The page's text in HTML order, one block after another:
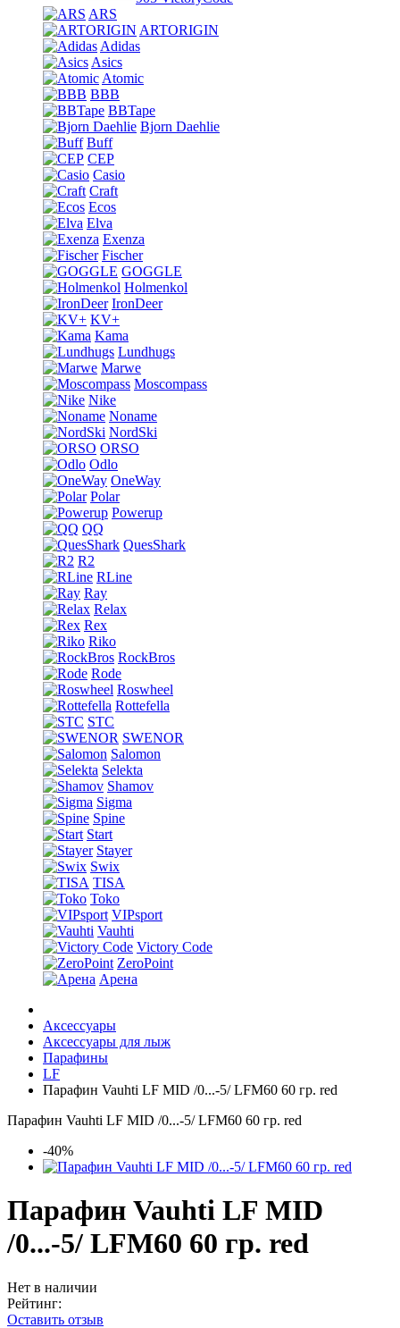
ARS
ARTORIGIN
Adidas
Asics
Atomic
BBB
BBTape
Bjorn Daehlie
Buff
CEP
Casio
Craft
Ecos
Elva
Exenza
Fischer
GOGGLE
Holmenkol
IronDeer
KV+
Kama
Lundhugs
Marwe
Moscompass
Nike
Noname
NordSki
ORSO
Odlo
OneWay
Polar
Powerup
QQ
QuesShark
R2
RLine
Ray
Relax
Rex
Riko
RockBros
Rode
Roswheel
Rottefella
STC
SWENOR
Salomon
Selekta
Shamov
Sigma
Spine
Start
Stayer
Swix
TISA
Toko
VIPsport
Vauhti
Victory Code
ZeroPoint
Арена
Аксессуары
Аксессуары для лыж
Парафины
LF
Парафин Vauhti LF MID /0...-5/ LFM60 60 гр. red
Парафин Vauhti LF MID /0...-5/ LFM60 60 гр. red
-40%
Парафин Vauhti LF MID
/0...-5/ LFM60 60 гр. red
Нет в наличии
Рейтинг:
Оставить отзыв